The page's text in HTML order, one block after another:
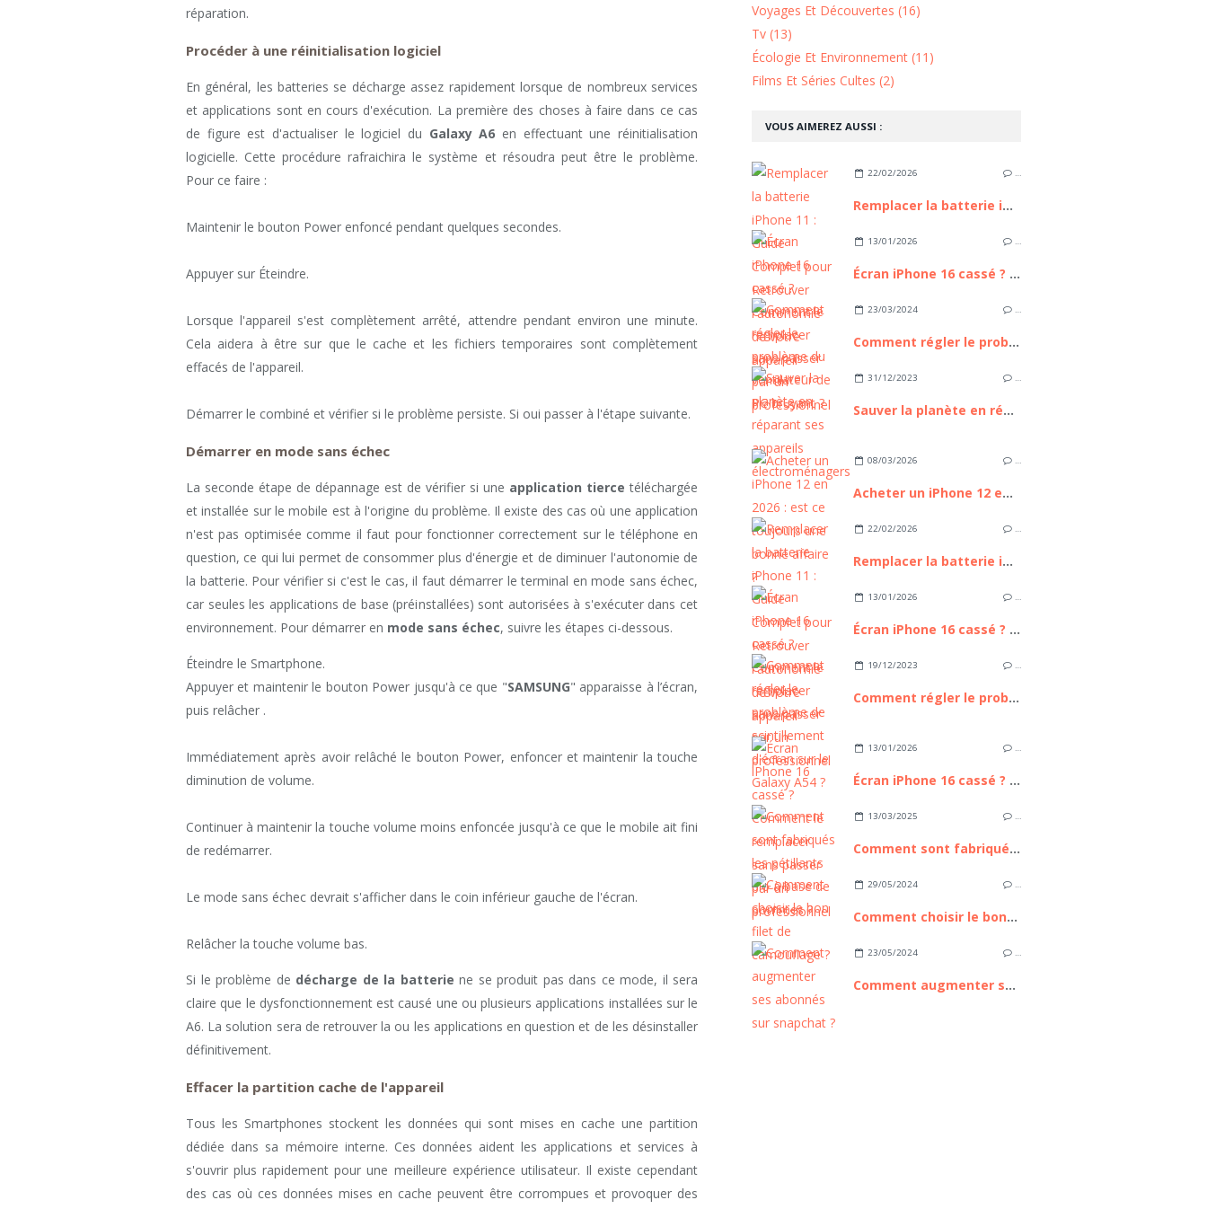
réparation.
Procéder à une réinitialisation logiciel
En général, les batteries se décharge assez rapidement lorsque de nombreux services
et applications sont en cours d'exécution. La première des choses à faire dans ce cas
de figure est d'actualiser le logiciel du Galaxy A6 en effectuant une réinitialisation
logicielle. Cette procédure rafraichira le système et résoudra peut être le problème.
Pour ce faire :
Maintenir le bouton Power enfoncé pendant quelques secondes.
Appuyer sur Éteindre.
Lorsque l'appareil s'est complètement arrêté, attendre pendant environ une minute.
Cela aidera à être sur que le cache et les fichiers temporaires sont complètement
effacés de l'appareil.
Démarrer le combiné et vérifier si le problème persiste. Si oui passer à l'étape suivante.
Démarrer en mode sans échec
La seconde étape de dépannage est de vérifier si une application tierce téléchargée
et installée sur le mobile est à l'origine du problème. Il existe des cas où une application
n'est pas optimisée comme il faut pour fonctionner correctement sur le téléphone en
question, ce qui lui permet de consommer plus d'énergie et de diminuer l'autonomie de
la batterie. Pour vérifier si c'est le cas, il faut démarrer le terminal en mode sans échec,
car seules les applications de base (préinstallées) sont autorisées à s'exécuter dans cet
environnement. Pour démarrer en mode sans échec, suivre les étapes ci-dessous.
Éteindre le Smartphone.
Appuyer et maintenir le bouton Power jusqu'à ce que "SAMSUNG" apparaisse à l’écran,
puis relâcher .
Immédiatement après avoir relâché le bouton Power, enfoncer et maintenir la touche
diminution de volume.
Continuer à maintenir la touche volume moins enfoncée jusqu'à ce que le mobile ait fini
de redémarrer.
Le mode sans échec devrait s'afficher dans le coin inférieur gauche de l'écran.
Relâcher la touche volume bas.
Si le problème de décharge de la batterie ne se produit pas dans ce mode, il sera
claire que le dysfonctionnement est causé une ou plusieurs applications installées sur le
A6. La solution sera de retrouver la ou les applications en question et de les désinstaller
définitivement.
Effacer la partition cache de l'appareil
Tous les Smartphones stockent les données qui sont mises en cache une partition
dédiée dans sa mémoire interne. Ces données aident les applications et services à
s'ouvrir plus rapidement pour une meilleure expérience utilisateur. Il existe cependant
des cas où ces données mises en cache peuvent être corrompues et provoquer des
VOUS AIMEREZ AUSSI :
22/02/2026 …
Remplacer la batterie iPhone 11 : Guide Complet pour Retrouver l'autonomie de votre appareil
13/01/2026 …
Écran iPhone 16 cassé ? Comment le remplacer sans passer par un professionnel
23/03/2024 …
Comment régler le problème du ventilateur de PC bruyant ?
31/12/2023 …
Sauver la planète en réparant ses appareils électroménagers
08/03/2026 …
Acheter un iPhone 12 en 2026 : est ce toujours une bonne affaire ?
22/02/2026 …
Remplacer la batterie iPhone 11 : Guide Complet pour Retrouver l'autonomie de votre appareil
13/01/2026 …
Écran iPhone 16 cassé ? Comment le remplacer sans passer par un professionnel
19/12/2023 …
Comment régler le problème de scintillement d'écran sur le Galaxy A54 ?
13/01/2026 …
Écran iPhone 16 cassé ? Comment le remplacer sans passer par un professionnel
13/03/2025 …
Comment sont fabriqués les pétillants bio à base de pommes ?
29/05/2024 …
Comment choisir le bon filet de camouflage ?
23/05/2024 …
Comment augmenter ses abonnés sur snapchat ?
Voyages Et Découvertes (16)
Tv (13)
Écologie Et Environnement (11)
Films Et Séries Cultes (2)